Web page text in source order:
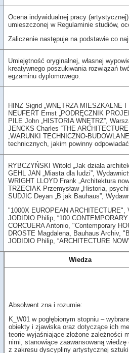
Ocena indywidualnej pracy
umieszczonej w Regulaminie studiów,
Zaliczenie następuje na podstawie co
Umiejętność oryginalnej, własnej
kreatywnego poszukiwania rozwiązań
egzaminu dyplomowego.
HINZ Sigrid „WNĘTRZA MIESZKALNE I
NEUFERT Ernst „PODRĘCZNIK
PILE John „HISTORIA WNĘTRZ”,
JENCKS Charles “THE
„WARUNKI TECHNICZNO-
technicznych, jakim powinny
RYBCZYŃSKI Witold „Jak działa
GEHL JAN „Miasta dla ludzi”,
WRIGHT LLOYD Frank „Architektura
TRZECIAK Przemysław „Historia,
SUDJIC Deyan „B jak Bauhaus”,
"1000X EUROPEAN ARCHITECTURE",
JODIDIO Philip, “100
CORCUERA Antonio, "Contemporary
DROSTE Magdalena, Bauhaus Archiv,
JODIDIO Philip, “ARCHITECTURE
Wiedza
Absolwent zna i rozumie:
K_W01 w pogłębionym stopniu –
obiekty i zjawiska oraz dotyczące ich
teorie wyjaśniające złożone zależności
nimi, stanowiące zaawansowaną wiedzę
z zakresu dyscypliny artystycznej sztuki